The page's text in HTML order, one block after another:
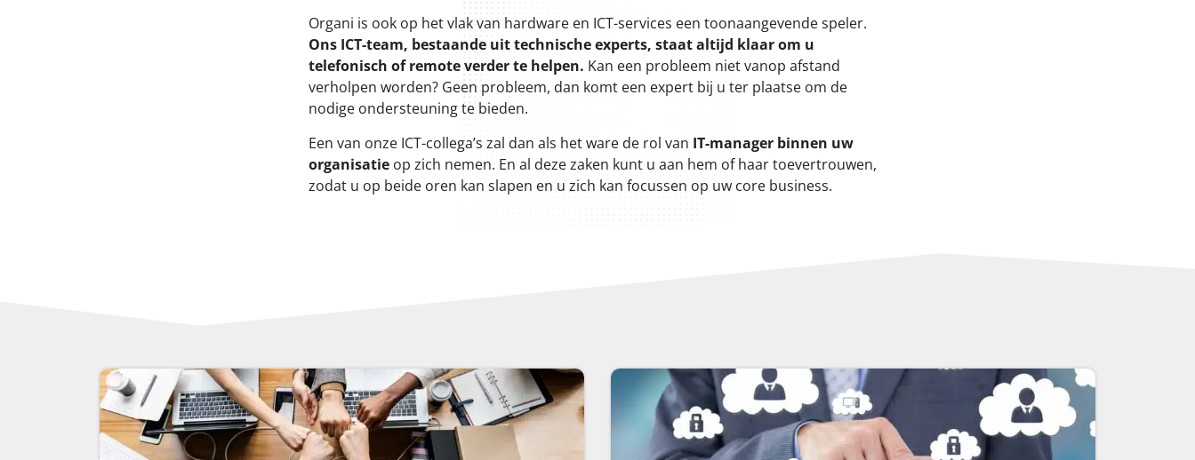
Organi is ook op het vlak van hardware en ICT-services een toonaangevende speler.
Ons ICT-team, bestaande uit technische experts, staat altijd klaar om u
telefonisch of remote verder te helpen. Kan een probleem niet vanop afstand
verholpen worden? Geen probleem, dan komt een expert bij u ter plaatse om de
nodige ondersteuning te bieden.
Een van onze ICT-collega’s zal dan als het ware de rol van IT-manager binnen uw
organisatie op zich nemen. En al deze zaken kunt u aan hem of haar toevertrouwen,
zodat u op beide oren kan slapen en u zich kan focussen op uw core business.